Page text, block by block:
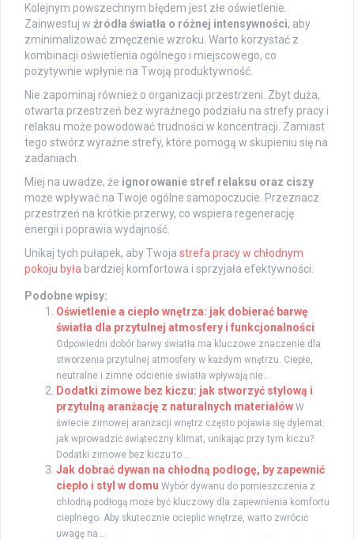
Kolejnym powszechnym błędem jest złe oświetlenie.
Zainwestuj w źródła światła o różnej intensywności, aby
zminimalizować zmęczenie wzroku. Warto korzystać z
kombinacji oświetlenia ogólnego i miejscowego, co
pozytywnie wpłynie na Twoją produktywność.
Nie zapominaj również o organizacji przestrzeni. Zbyt duża,
otwarta przestrzeń bez wyraźnego podziału na strefy pracy i
relaksu może powodować trudności w koncentracji. Zamiast
tego stwórz wyraźne strefy, które pomogą w skupieniu się na
zadaniach.
Miej na uwadze, że ignorowanie stref relaksu oraz ciszy
może wpływać na Twoje ogólne samopoczucie. Przeznacz
przestrzeń na krótkie przerwy, co wspiera regenerację
energii i poprawia wydajność.
Unikaj tych pułapek, aby Twoja strefa pracy w chłodnym
pokoju była bardziej komfortowa i sprzyjała efektywności.
Podobne wpisy:
Oświetlenie a ciepło wnętrza: jak dobierać barwę
światła dla przytulnej atmosfery i funkcjonalności
Odpowiedni dobór barwy światła ma kluczowe znaczenie dla
stworzenia przytulnej atmosfery w każdym wnętrzu. Ciepłe,
neutralne i zimne odcienie światła wpływają nie...
Dodatki zimowe bez kiczu: jak stworzyć stylową i
przytulną aranżację z naturalnych materiałów W
świecie zimowej aranżacji wnętrz często pojawia się dylemat:
jak wprowadzić świąteczny klimat, unikając przy tym kiczu?
Dodatki zimowe bez kiczu to...
Jak dobrać dywan na chłodną podłogę, by zapewnić
ciepło i styl w domu Wybór dywanu do pomieszczenia z
chłodną podłogą może być kluczowy dla zapewnienia komfortu
cieplnego. Aby skutecznie ocieplić wnętrze, warto zwrócić
uwagę na...